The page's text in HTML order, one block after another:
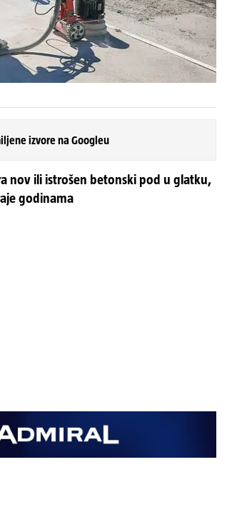
izvore na Googleu
nov ili istrošen betonski pod u glatku,
godinama